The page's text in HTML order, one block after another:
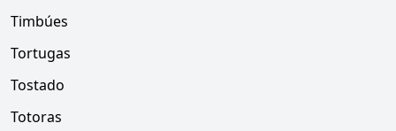
Timbúes
Tortugas
Tostado
Totoras